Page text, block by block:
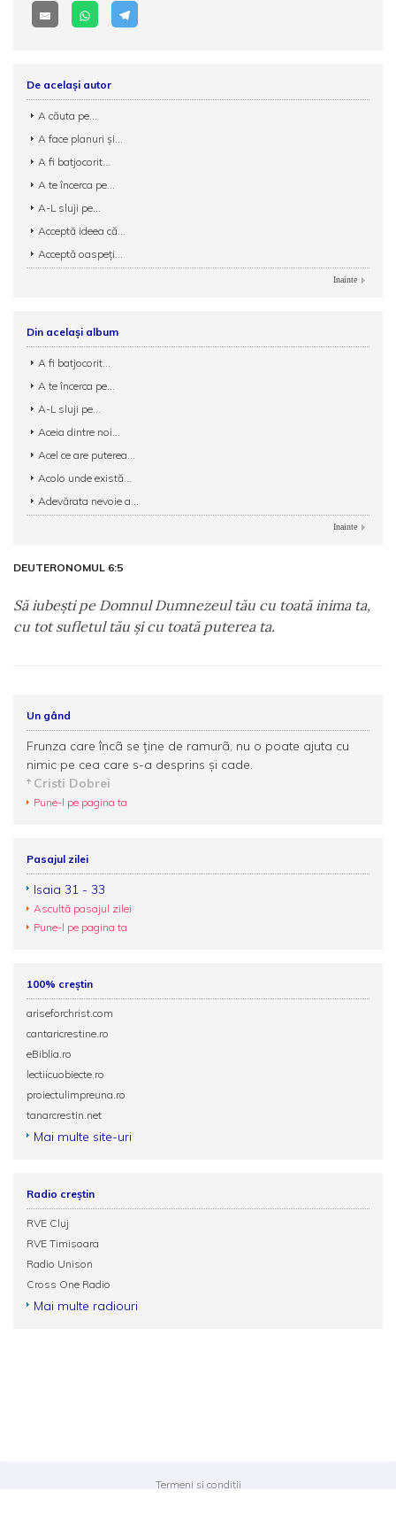
De același autor
A căuta pe...
A face planuri şi...
A fi batjocorit...
A te încerca pe...
A-L sluji pe...
Acceptă ideea că...
Acceptă oaspeți...
Inainte
Din același album
A fi batjocorit...
A te încerca pe...
A-L sluji pe...
Aceia dintre noi...
Acel ce are puterea...
Acolo unde există...
Adevărata nevoie a...
Inainte
DEUTERONOMUL 6:5
Să iubeşti pe Domnul Dumnezeul tău cu toată inima ta,
cu tot sufletul tău şi cu toată puterea ta.
Un gând
Frunza care încã se ţine de ramurã, nu o poate ajuta cu
nimic pe cea care s-a desprins şi cade.
Cristi Dobrei
Pune-l pe pagina ta
Pasajul zilei
Isaia 31 - 33
Ascultă pasajul zilei
Pune-l pe pagina ta
100% creștin
ariseforchrist.com
cantaricrestine.ro
eBiblia.ro
lectiicuobiecte.ro
proiectulimpreuna.ro
tanarcrestin.net
Mai multe site-uri
Radio creștin
RVE Cluj
RVE Timisoara
Radio Unison
Cross One Radio
Mai multe radiouri
Termeni și condiții